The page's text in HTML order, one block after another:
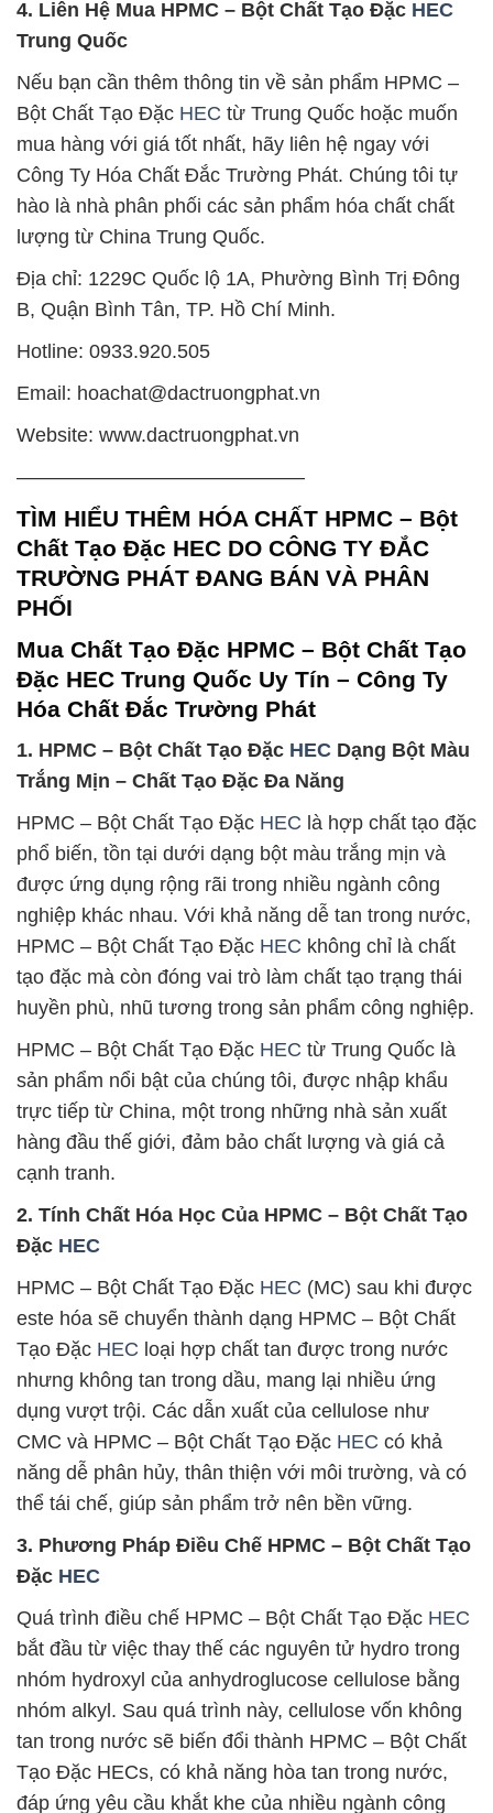
4. Liên Hệ Mua HPMC – Bột Chất Tạo Đặc HEC
Trung Quốc
Nếu bạn cần thêm thông tin về sản phẩm HPMC –
Bột Chất Tạo Đặc HEC từ Trung Quốc hoặc muốn
mua hàng với giá tốt nhất, hãy liên hệ ngay với
Công Ty Hóa Chất Đắc Trường Phát. Chúng tôi tự
hào là nhà phân phối các sản phẩm hóa chất chất
lượng từ China Trung Quốc.
Địa chỉ: 1229C Quốc lộ 1A, Phường Bình Trị Đông
B, Quận Bình Tân, TP. Hồ Chí Minh.
Hotline: 0933.920.505
Email: hoachat@dactruongphat.vn
Website: www.dactruongphat.vn
——————————————–
TÌM HIỂU THÊM HÓA CHẤT HPMC – Bột
Chất Tạo Đặc HEC DO CÔNG TY ĐẮC
TRƯỜNG PHÁT ĐANG BÁN VÀ PHÂN
PHỐI
Mua Chất Tạo Đặc HPMC – Bột Chất Tạo
Đặc HEC Trung Quốc Uy Tín – Công Ty
Hóa Chất Đắc Trường Phát
1. HPMC – Bột Chất Tạo Đặc HEC Dạng Bột Màu
Trắng Mịn – Chất Tạo Đặc Đa Năng
HPMC – Bột Chất Tạo Đặc HEC là hợp chất tạo đặc
phổ biến, tồn tại dưới dạng bột màu trắng mịn và
được ứng dụng rộng rãi trong nhiều ngành công
nghiệp khác nhau. Với khả năng dễ tan trong nước,
HPMC – Bột Chất Tạo Đặc HEC không chỉ là chất
tạo đặc mà còn đóng vai trò làm chất tạo trạng thái
huyền phù, nhũ tương trong sản phẩm công nghiệp.
HPMC – Bột Chất Tạo Đặc HEC từ Trung Quốc là
sản phẩm nổi bật của chúng tôi, được nhập khẩu
trực tiếp từ China, một trong những nhà sản xuất
hàng đầu thế giới, đảm bảo chất lượng và giá cả
cạnh tranh.
2. Tính Chất Hóa Học Của HPMC – Bột Chất Tạo
Đặc HEC
HPMC – Bột Chất Tạo Đặc HEC (MC) sau khi được
este hóa sẽ chuyển thành dạng HPMC – Bột Chất
Tạo Đặc HEC loại hợp chất tan được trong nước
nhưng không tan trong dầu, mang lại nhiều ứng
dụng vượt trội. Các dẫn xuất của cellulose như
CMC và HPMC – Bột Chất Tạo Đặc HEC có khả
năng dễ phân hủy, thân thiện với môi trường, và có
thể tái chế, giúp sản phẩm trở nên bền vững.
3. Phương Pháp Điều Chế HPMC – Bột Chất Tạo
Đặc HEC
Quá trình điều chế HPMC – Bột Chất Tạo Đặc HEC
bắt đầu từ việc thay thế các nguyên tử hydro trong
nhóm hydroxyl của anhydroglucose cellulose bằng
nhóm alkyl. Sau quá trình này, cellulose vốn không
tan trong nước sẽ biến đổi thành HPMC – Bột Chất
Tạo Đặc HECs, có khả năng hòa tan trong nước,
đáp ứng yêu cầu khắt khe của nhiều ngành công